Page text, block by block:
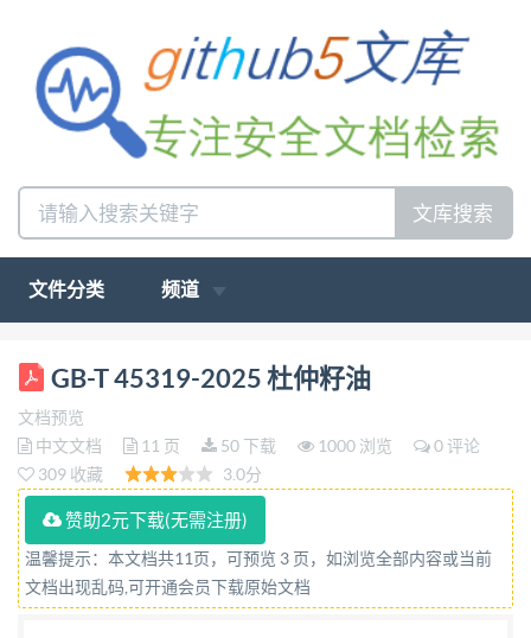
文库搜索
文件分类 频道
ICS67.200.10 CCSX14 中华人民共和国国家标准
GB/T45319—2025 杜 仲 籽 油
Eucommiaulmoidesoliv.seedoil 2025-02-28发布
2025-09-01实施 国家市场监督管理总局 国家标准化
管理委员会发布前 言 本文件按照GB/T1.1—2020《标
准化工作导则 第1部分:标准化文件的结构和起草规
则》的规定 起草。 请注意本文件的某些内容可能涉
及专利。本文件的发布机构不承担识别专利的责任。
GB-T 45319-2025 杜仲籽油
文档预览
中文文档
11 页 50 下载 1000 浏览
0 评论
309 收藏
3.0分
赞助2元下载(无需注册)
温馨提示：本文档共11页，可预览 3 页，如浏览全部内容或当前
文档出现乱码,可开通会员下载原始文档